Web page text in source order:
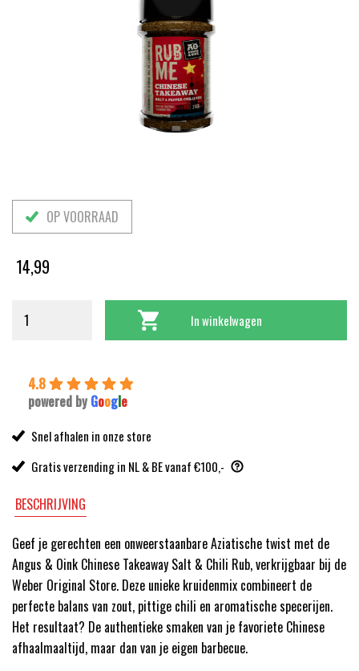
OP VOORRAAD
14,99
In winkelwagen
4.8
powered by Google
Snel afhalen in onze store
Gratis verzending in NL & BE vanaf €100,-
BESCHRIJVING
Geef je gerechten een onweerstaanbare Aziatische twist met de
Angus & Oink Chinese Takeaway Salt & Chili Rub, verkrijgbaar bij de
Weber Original Store. Deze unieke kruidenmix combineert de
perfecte balans van zout, pittige chili en aromatische specerijen.
Het resultaat? De authentieke smaken van je favoriete Chinese
afhaalmaaltijd, maar dan van je eigen barbecue.